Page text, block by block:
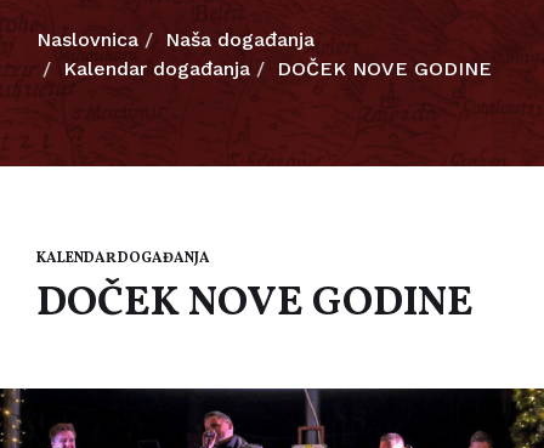
Naslovnica
Naša događanja
Kalendar događanja
DOČEK NOVE GODINE
KALENDAR DOGAĐANJA
DOČEK NOVE GODINE